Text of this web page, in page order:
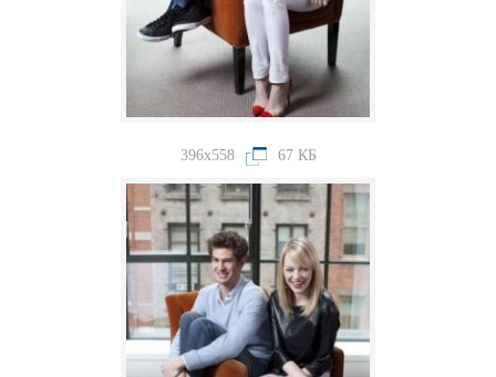
396x558 67 КБ